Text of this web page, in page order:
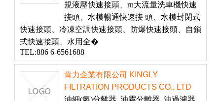
規液壓快速接頭、rn大流量洗車機快速
接頭、水模暢通快速接 頭、水模封閉式
快速接頭、冷凍空調快速接頭、防爆快速接頭、自鎖
式快速接頭、水用全�
TEL:886 6-6561688
肯力企業有限公司 KINGLY
FILTRATION PRODUCTS CO., LTD
油細(氣)分離器, 油霧分離器, 油過濾器,